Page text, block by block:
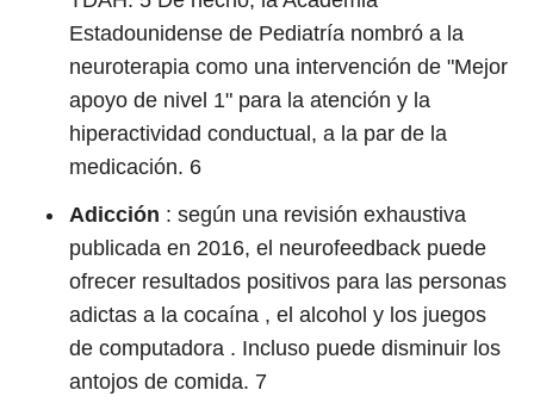
Estadounidense de Pediatría nombró a la
neuroterapia como una intervención de "Mejor
apoyo de nivel 1" para la atención y la
hiperactividad conductual, a la par de la
medicación. 6
Adicción : según una revisión exhaustiva
publicada en 2016, el neurofeedback puede
ofrecer resultados positivos para las personas
adictas a la cocaína , el alcohol y los juegos
de computadora . Incluso puede disminuir los
antojos de comida. 7